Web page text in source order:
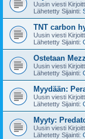
Uusin viesti
Lähetetty Sijainti:
TNT carbon
Uusin viesti
Lähetetty Sijainti:
Ostetaan
Uusin viesti
Lähetetty Sijainti:
Myydään:
Uusin viesti
Lähetetty Sijainti:
Myyty:
Uusin viesti
Lähetetty Sijainti: